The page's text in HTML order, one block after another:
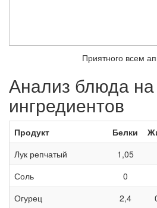
Приятного всем
Анализ блюда
ингредиентов
Продукт Белки
Лук репчатый
1,05
Соль
0
Огурец
2,4